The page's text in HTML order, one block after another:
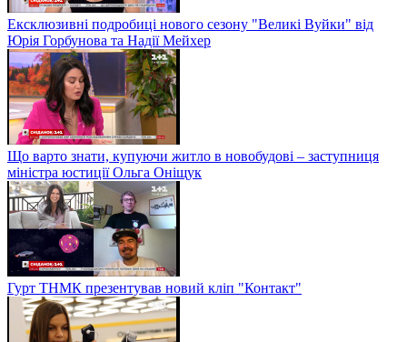
Ексклюзивні подробиці нового сезону "Великі Вуйки" від
Юрія Горбунова та Надії Мейхер
Що варто знати, купуючи житло в новобудові – заступниця
міністра юстиції Ольга Оніщук
Гурт ТНМК презентував новий кліп "Контакт"